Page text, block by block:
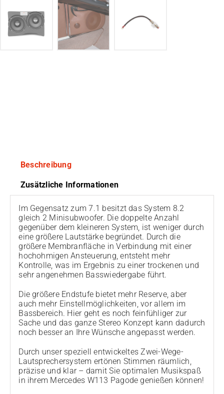
Beschreibung
Zusätzliche Informationen
Im Gegensatz zum 7.1 besitzt das System 8.2
gleich 2 Minisubwoofer. Die doppelte Anzahl
gegenüber dem kleineren System, ist weniger durch
eine größere Lautstärke begründet. Durch die
größere Membranfläche in Verbindung mit einer
hochohmigen Ansteuerung, entsteht mehr
Kontrolle, was im Ergebnis zu einer trockenen und
sehr angenehmen Basswiedergabe führt.
Die größere Endstufe bietet mehr Reserve, aber
auch mehr Einstellmöglichkeiten, vor allem im
Bassbereich. Hier geht es noch feinfühliger zur
Sache und das ganze Stereo Konzept kann dadurch
noch besser an Ihre Wünsche angepasst werden.
Durch unser speziell entwickeltes Zwei-Wege-
Lautsprechersystem ertönen Stimmen räumlich,
präzise und klar – damit Sie optimalen Musikspaß
in ihrem Mercedes W113 Pagode genießen können!